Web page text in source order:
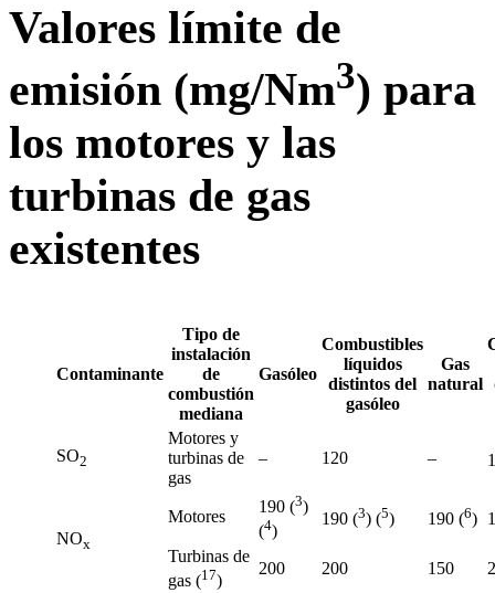
Valores límite de
emisión (mg/Nm3) para
los motores y las
turbinas de gas
existentes
Contaminante
Tipo de
instalación
de
combustión
mediana
Gasóleo
Combustibles
líquidos
distintos del
gasóleo
Gas
natural
SO2
Motores y
turbinas de
gas
– 120 –
NOx
Motores
190 (3)
(4)
190 (3) (5) 190 (6)
Turbinas de
gas (17)
200 200 150